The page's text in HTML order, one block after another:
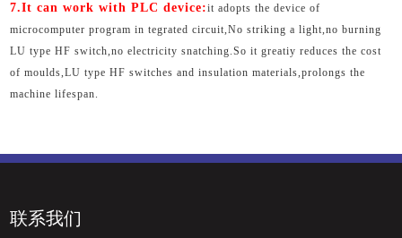
7.It can work with PLC device:it adopts the device of
microcomputer program in tegrated circuit,No striking a light,no burning
LU type HF switch,no electricity snatching.So it greatiy reduces the cost
of moulds,LU type HF switches and insulation materials,prolongs the
machine lifespan.
联系我们